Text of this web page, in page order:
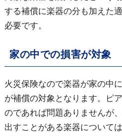
する補償に楽器の分も加えた
必要です。
家の中での損害が対象
火災保険なので楽器が家の中
が補償の対象となります。ピ
のであれば問題ありませんが
出すことがある楽器について